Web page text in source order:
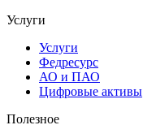
Услуги
Услуги
Федресурс
АО и ПАО
Цифровые активы
Полезное